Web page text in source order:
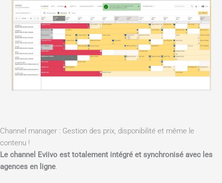
Channel manager : Gestion des prix, disponibilité et même le
contenu !
Le channel Eviivo est totalement intégré et synchronisé avec les
agences en ligne.